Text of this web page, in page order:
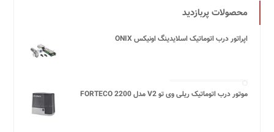
محصولات پربازدید
اپراتور درب اتوماتیک اسلایدینگ اونیکس ONIX
موتور درب اتوماتیک ریلی وی تو V2 مدل FORTECO 2200